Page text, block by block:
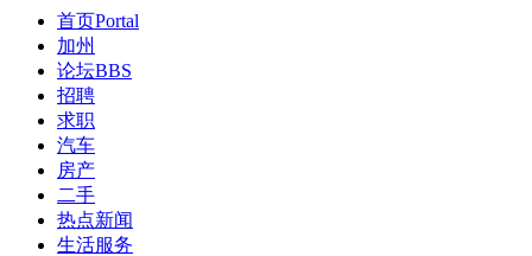
首页Portal
加州
论坛BBS
招聘
求职
汽车
房产
二手
热点新闻
生活服务